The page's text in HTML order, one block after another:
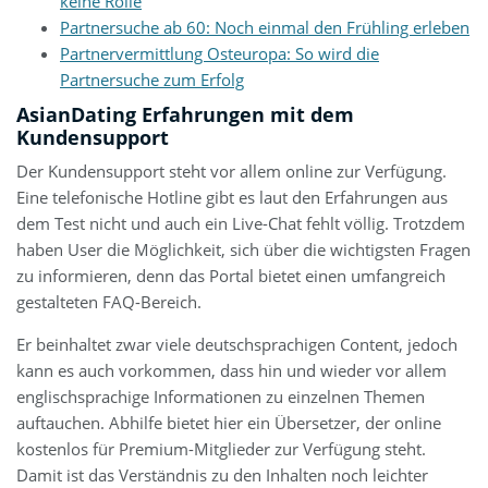
Partnersuche ab 60: Noch einmal den Frühling erleben
Partnervermittlung Osteuropa: So wird die
Partnersuche zum Erfolg
AsianDating Erfahrungen mit dem
Kundensupport
Der Kundensupport steht vor allem online zur Verfügung.
Eine telefonische Hotline gibt es laut den Erfahrungen aus
dem Test nicht und auch ein Live-Chat fehlt völlig. Trotzdem
haben User die Möglichkeit, sich über die wichtigsten Fragen
zu informieren, denn das Portal bietet einen umfangreich
gestalteten FAQ-Bereich.
Er beinhaltet zwar viele deutschsprachigen Content, jedoch
kann es auch vorkommen, dass hin und wieder vor allem
englischsprachige Informationen zu einzelnen Themen
auftauchen. Abhilfe bietet hier ein Übersetzer, der online
kostenlos für Premium-Mitglieder zur Verfügung steht.
Damit ist das Verständnis zu den Inhalten noch leichter